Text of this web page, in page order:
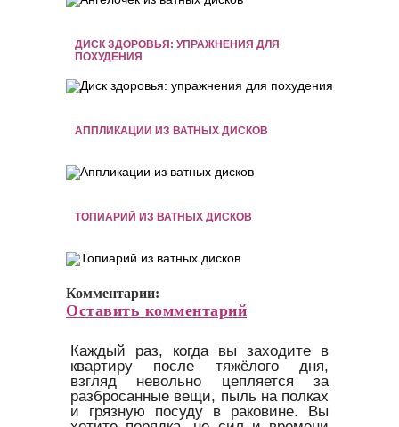
ДИСК ЗДОРОВЬЯ: УПРАЖНЕНИЯ ДЛЯ
ПОХУДЕНИЯ
АППЛИКАЦИИ ИЗ ВАТНЫХ ДИСКОВ
ТОПИАРИЙ ИЗ ВАТНЫХ ДИСКОВ
Комментарии:
Оставить комментарий
Каждый раз, когда вы заходите в
квартиру после тяжёлого дня,
взгляд невольно цепляется за
разбросанные вещи, пыль на полках
и грязную посуду в раковине. Вы